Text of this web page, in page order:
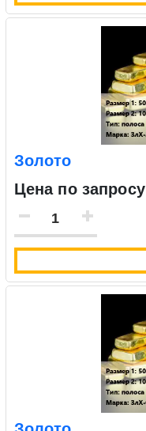
Золото
Цена по запросу